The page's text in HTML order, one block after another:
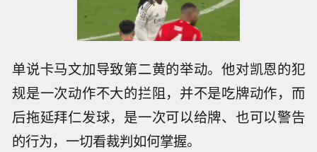
单说卡马文加导致第二黄的举动。他对凯恩的犯
规是一次动作不大的拦阻，并不是吃牌动作，而
后拖延拜仁发球，是一次可以给牌、也可以警告
的行为，一切看裁判如何掌握。